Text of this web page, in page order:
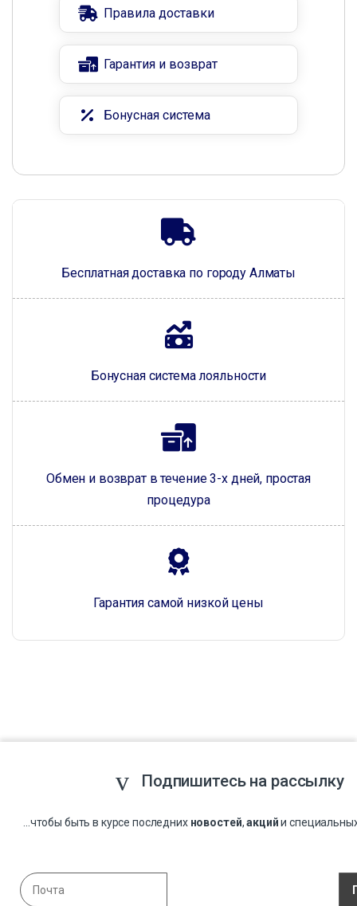
Бесплатная доставка по городу Алматы
Бонусная система лояльности
Обмен и возврат в течение 3-х дней, простая
процедура
Гарантия самой низкой цены
Правила доставки
Гарантия и возврат
Бонусная система
Подпишитесь на рассылку
...чтобы быть в курсе последних новостей,акцийи